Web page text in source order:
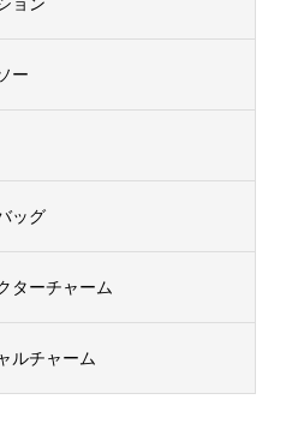
ー
ッグ
ターチャーム
ルチャーム